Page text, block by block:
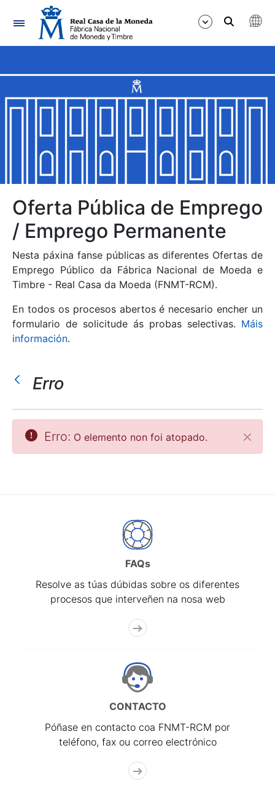
Navegación
Mostrar/Ocultar
Mostrar/Ocultar
Mostrar/Ocultar
Mostrar/Ocultar
Mostrar/Ocultar
Oferta Pública de Emprego
/ Emprego Permanente
Nesta páxina fanse públicas as diferentes Ofertas de
Emprego Público da Fábrica Nacional de Moeda e
Timbre - Real Casa da Moeda (FNMT-RCM).
En todos os procesos abertos é necesario encher un
formulario de solicitude ás probas selectivas. Máis
información.
Erro
Erro: O elemento non foi atopado.
FAQs
Resolve as túas dúbidas sobre os diferentes
procesos que interveñen na nosa web
CONTACTO
Póñase en contacto coa FNMT-RCM por
teléfono, fax ou correo electrónico